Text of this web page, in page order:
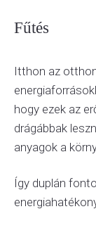
Fűtés
Itthon az
hogy ezek az
drágábbak
anyagok a
Így duplán